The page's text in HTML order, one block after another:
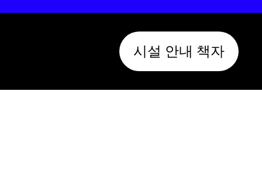
시설 안내 책자